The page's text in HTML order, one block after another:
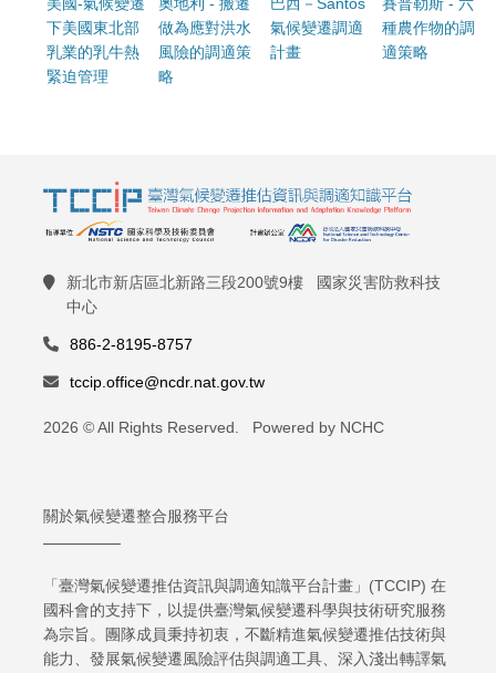
下美國東北部
乳業的乳牛熱
緊迫管理
做為應對洪水
風險的調適策
略
氣候變遷調適
計畫
種農作物的調
適策略
新北市新店區北新路三段200號9樓 國家災害防救科技
中心
886-2-8195-8757
tccip.office@ncdr.nat.gov.tw
2026 © All Rights Reserved. Powered by NCHC
關於氣候變遷整合服務平台
「臺灣氣候變遷推估資訊與調適知識平台計畫」(TCCIP) 在
國科會的支持下，以提供臺灣氣候變遷科學與技術研究服務
為宗旨。團隊成員秉持初衷，不斷精進氣候變遷推估技術與
能力、發展氣候變遷風險評估與調適工具、深入淺出轉譯氣